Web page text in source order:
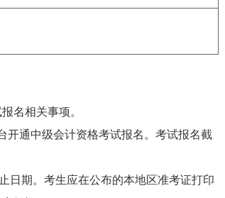
名相关事项。
通中级会计资格考试报名。考试报名截
日期。考生应在公布的本地区准考证打印